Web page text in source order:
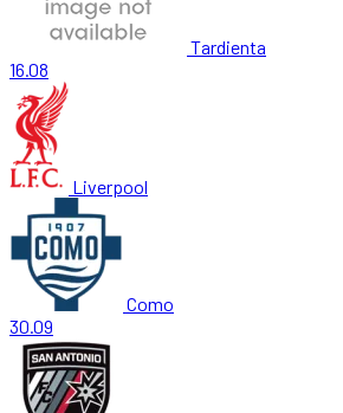
Tardienta
16.08
Liverpool
Como
30.09